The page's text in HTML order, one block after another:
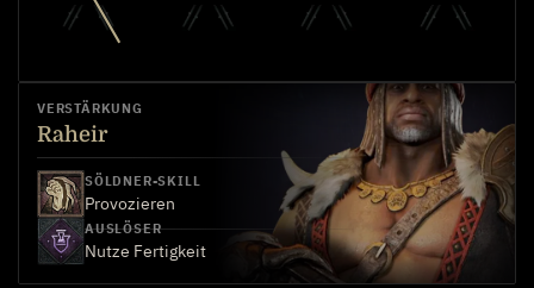
VERSTÄRKUNG
Raheir
SÖLDNER-SKILL
Provozieren
AUSLÖSER
Nutze Fertigkeit